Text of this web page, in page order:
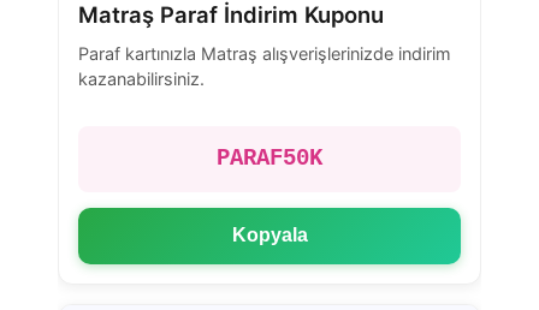
Matraş Paraf İndirim Kuponu
Paraf kartınızla Matraş alışverişlerinizde indirim
kazanabilirsiniz.
PARAF50K
Kopyala